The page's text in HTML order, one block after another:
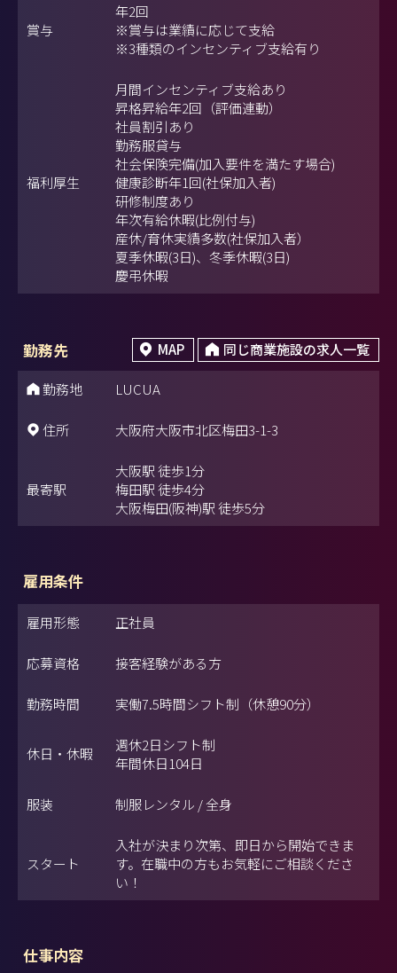
賞与
年2回
※賞与は業績に応じて支給
※3種類のインセンティブ支給有り
福利厚生
月間インセンティブ支給あり
昇格昇給年2回（評価連動）
社員割引あり
勤務服貸与
社会保険完備(加入要件を満たす場合)
健康診断年1回(社保加入者)
研修制度あり
年次有給休暇(比例付与)
産休/育休実績多数(社保加入者）
夏季休暇(3日)、冬季休暇(3日)
慶弔休暇
勤務先 MAP 同じ商業施設の求人一覧
勤務地 LUCUA
住所 大阪府大阪市北区梅田3-1-3
最寄駅
大阪駅 徒歩1分
梅田駅 徒歩4分
大阪梅田(阪神)駅 徒歩5分
雇用条件
雇用形態 正社員
応募資格 接客経験がある方
勤務時間 実働7.5時間シフト制（休憩90分）
休日・休暇
週休2日シフト制
年間休日104日
服装 制服レンタル / 全身
スタート
入社が決まり次第、即日から開始できま
す。在職中の方もお気軽にご相談くださ
い！
仕事内容